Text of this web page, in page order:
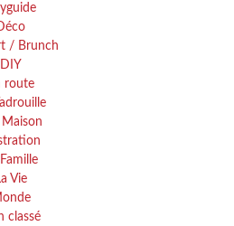
Déco
/ Brunch
DIY
route
Maison
Vie
classé